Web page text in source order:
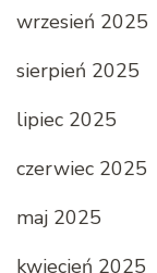
wrzesień 2025
sierpień 2025
lipiec 2025
czerwiec 2025
maj 2025
kwiecień 2025